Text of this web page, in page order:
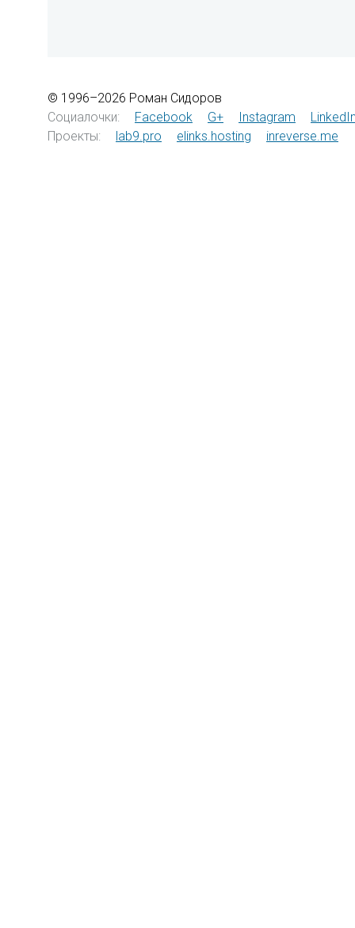
© 1996–2026 Роман Сидоров
Социалочки:
Facebook G+ Instagram
Проекты:
lab9.pro elinks.hosting inreverse.me